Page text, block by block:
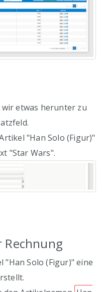
etwas herunter zu
"Han Solo (Figur)"
"Star Wars".
Rechnung
"Han Solo (Figur)" eine